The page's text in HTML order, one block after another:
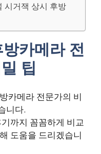
시거잭 상시 후방
카메라 전
팁
카메라 전문가의 비
니다.
까지 꼼꼼하게 비교
도움을 드리겠습니